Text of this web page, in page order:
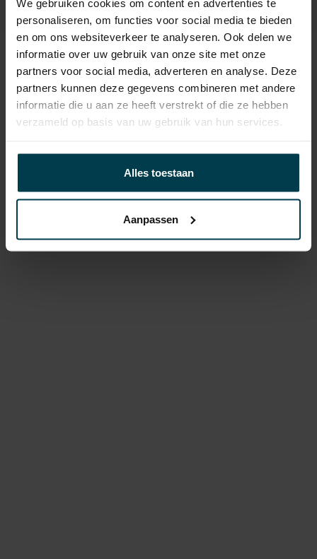
We gebruiken cookies om content en advertenties te
personaliseren, om functies voor social media te bieden
en om ons websiteverkeer te analyseren. Ook delen we
informatie over uw gebruik van onze site met onze
partners voor social media, adverteren en analyse. Deze
partners kunnen deze gegevens combineren met andere
informatie die u aan ze heeft verstrekt of die ze hebben
verzameld op basis van uw gebruik van hun services.
Alles toestaan
Aanpassen